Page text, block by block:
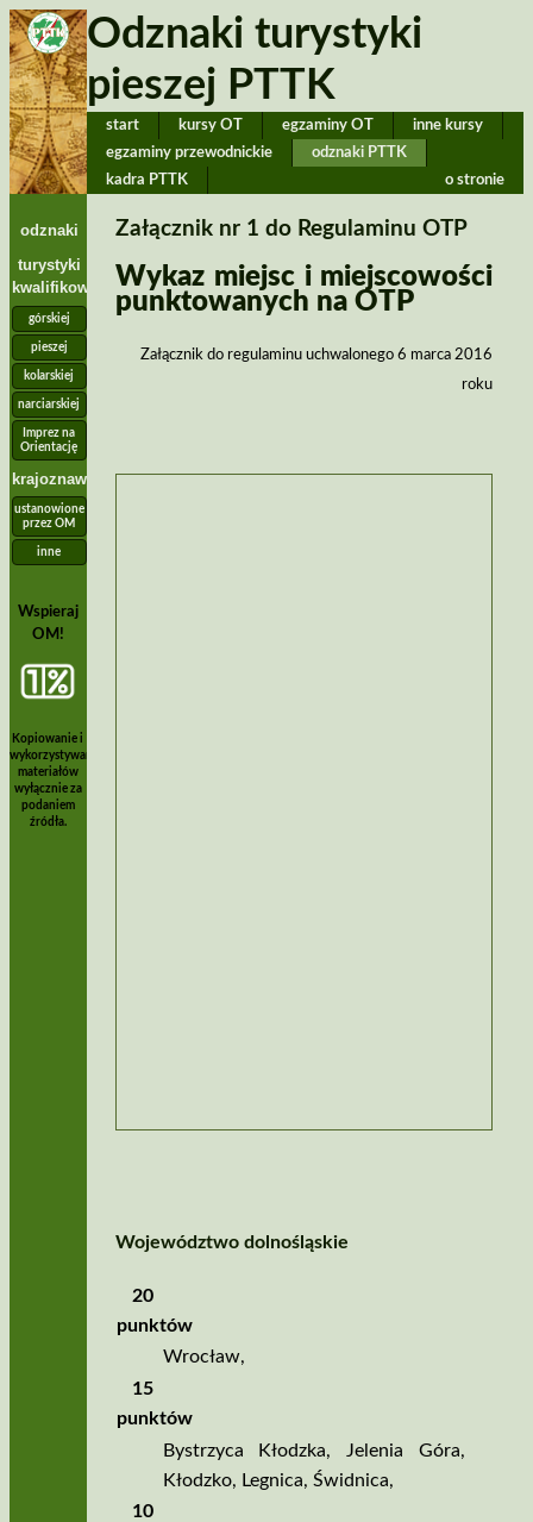
Odznaki turystyki
pieszej PTTK
start kursy OT egzaminy OT
inne kursy
egzaminy przewodnickie
odznaki PTTK
kadra PTTK
o stronie
odznaki
turystyki
kwalifikowanej
górskiej
pieszej
kolarskiej
narciarskiej
Imprez na
Orientację
krajoznawcze
ustanowione
przez OM
inne
Wspieraj
OM!
Kopiowanie i
wykorzystywanie
materiałów
wyłącznie za
podaniem
źródła.
Załącznik nr 1 do Regulaminu OTP
Wykaz miejsc i miejscowości
punktowanych na OTP
Załącznik do regulaminu uchwalonego 6 marca 2016
roku
Województwo dolnośląskie
20
punktów
Wrocław,
15
punktów
Bystrzyca Kłodzka, Jelenia Góra,
Kłodzko, Legnica, Świdnica,
10